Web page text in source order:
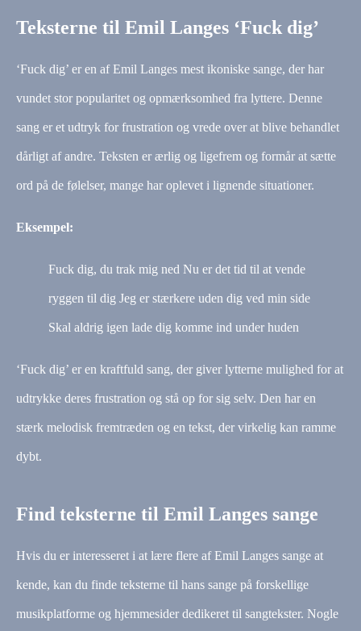
Teksterne til Emil Langes ‘Fuck dig’
‘Fuck dig’ er en af Emil Langes mest ikoniske sange, der har
vundet stor popularitet og opmærksomhed fra lyttere. Denne
sang er et udtryk for frustration og vrede over at blive behandlet
dårligt af andre. Teksten er ærlig og ligefrem og formår at sætte
ord på de følelser, mange har oplevet i lignende situationer.
Eksempel:
Fuck dig, du trak mig ned Nu er det tid til at vende
ryggen til dig Jeg er stærkere uden dig ved min side
Skal aldrig igen lade dig komme ind under huden
‘Fuck dig’ er en kraftfuld sang, der giver lytterne mulighed for at
udtrykke deres frustration og stå op for sig selv. Den har en
stærk melodisk fremtræden og en tekst, der virkelig kan ramme
dybt.
Find teksterne til Emil Langes sange
Hvis du er interesseret i at lære flere af Emil Langes sange at
kende, kan du finde teksterne til hans sange på forskellige
musikplatforme og hjemmesider dedikeret til sangtekster. Nogle